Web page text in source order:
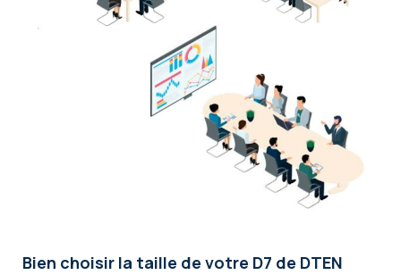
Bien choisir la taille de votre D7 de DTEN